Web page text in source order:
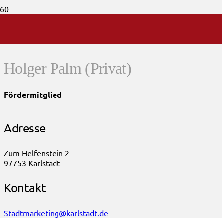
Holger Palm (Privat)
Fördermitglied
Adresse
Zum Helfenstein 2
97753 Karlstadt
Kontakt
Stadtmarketing@karlstadt.de